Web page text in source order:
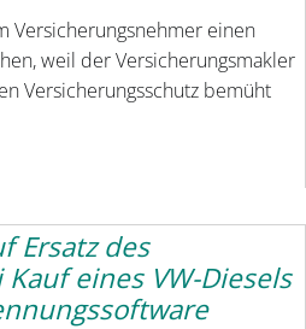
Versicherungsnehmer einen
weil der Versicherungsmakler
Versicherungsschutz bemüht
Ersatz des
eines VW-Diesels